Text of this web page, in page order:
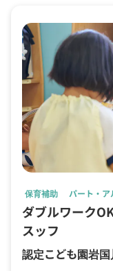
保育補助 パート・ア
ダブルワーク
スッフ
認定こども園岩